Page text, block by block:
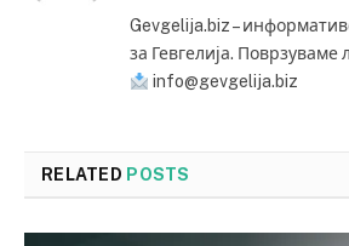
Gevgelija.biz –
за Гевгелија. Поврзуваме
info@gevgelija.biz
RELATED POSTS